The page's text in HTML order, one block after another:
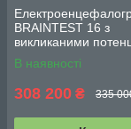
BRAINTEST 16 з
викликаними
В наявності
308 200 ₴ 335